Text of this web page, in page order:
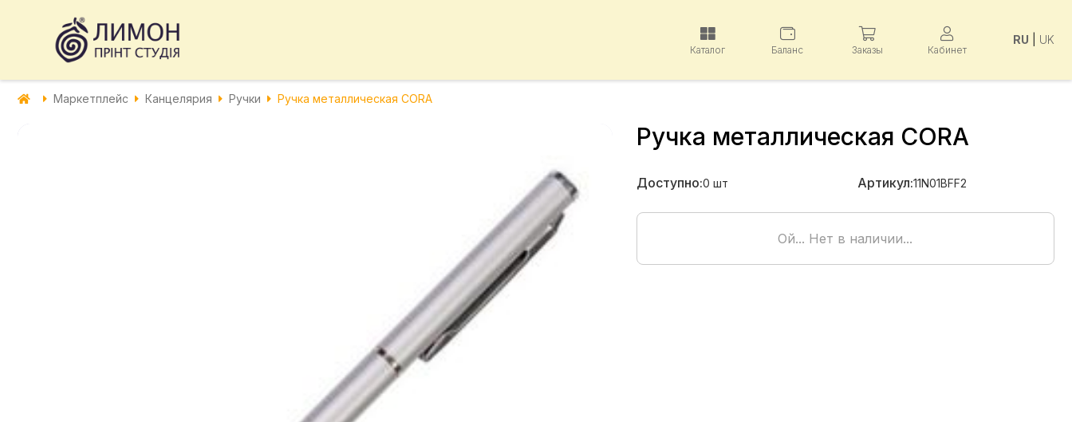
Каталог Баланс Заказы Кабинет
RU UK
Маркетплейс Канцелярия Ручки Ручка металлическая CORA
Ручка металлическая CORA
Доступно:0 шт Артикул:11N01BFF2
Ой... Нет в наличии...